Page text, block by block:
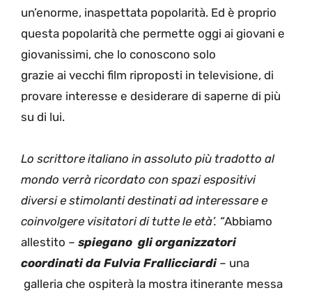
un’enorme, inaspettata popolarità. Ed è proprio
questa popolarità che permette oggi ai giovani e
giovanissimi, che lo conoscono solo
grazie ai vecchi film riproposti in televisione, di
provare interesse e desiderare di saperne di più
su di lui.
Lo scrittore italiano in assoluto più tradotto al
mondo verrà ricordato con spazi espositivi
diversi e stimolanti destinati ad interessare e
coinvolgere visitatori di tutte le età’. “Abbiamo
allestito – spiegano gli organizzatori
coordinati da Fulvia Frallicciardi– una
galleria che ospiterà la mostra itinerante messa